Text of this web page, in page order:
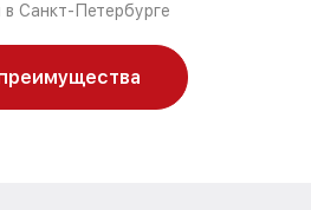
в Санкт-Петербурге